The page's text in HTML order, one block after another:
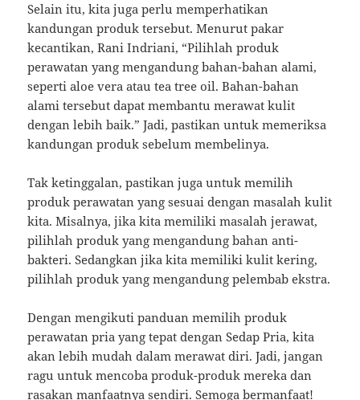
Selain itu, kita juga perlu memperhatikan
kandungan produk tersebut. Menurut pakar
kecantikan, Rani Indriani, “Pilihlah produk
perawatan yang mengandung bahan-bahan alami,
seperti aloe vera atau tea tree oil. Bahan-bahan
alami tersebut dapat membantu merawat kulit
dengan lebih baik.” Jadi, pastikan untuk memeriksa
kandungan produk sebelum membelinya.
Tak ketinggalan, pastikan juga untuk memilih
produk perawatan yang sesuai dengan masalah kulit
kita. Misalnya, jika kita memiliki masalah jerawat,
pilihlah produk yang mengandung bahan anti-
bakteri. Sedangkan jika kita memiliki kulit kering,
pilihlah produk yang mengandung pelembab ekstra.
Dengan mengikuti panduan memilih produk
perawatan pria yang tepat dengan Sedap Pria, kita
akan lebih mudah dalam merawat diri. Jadi, jangan
ragu untuk mencoba produk-produk mereka dan
rasakan manfaatnya sendiri. Semoga bermanfaat!